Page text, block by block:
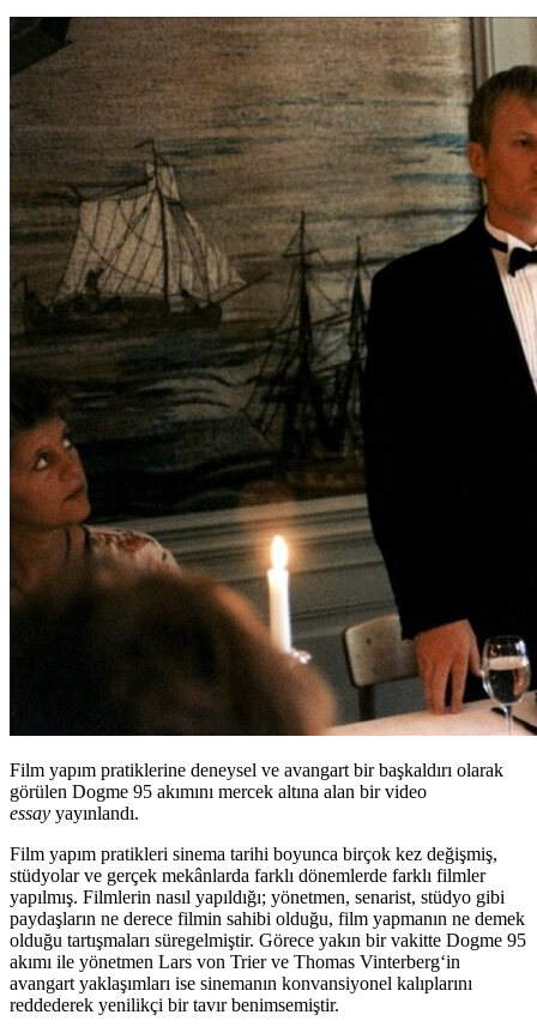
Film yapım pratiklerine deneysel ve avangart bir başkaldırı olarak
görülen Dogme 95 akımını mercek altına alan bir video
essay yayınlandı.
Film yapım pratikleri sinema tarihi boyunca birçok kez değişmiş,
stüdyolar ve gerçek mekânlarda farklı dönemlerde farklı filmler
yapılmış. Filmlerin nasıl yapıldığı; yönetmen, senarist, stüdyo gibi
paydaşların ne derece filmin sahibi olduğu, film yapmanın ne demek
olduğu tartışmaları süregelmiştir. Görece yakın bir vakitte Dogme 95
akımı ile yönetmen Lars von Trierve Thomas Vinterberg‘in
avangart yaklaşımları ise sinemanın konvansiyonel kalıplarını
reddederek yenilikçi bir tavır benimsemiştir.